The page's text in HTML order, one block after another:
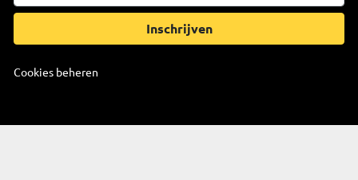
Inschrijven
Cookies beheren